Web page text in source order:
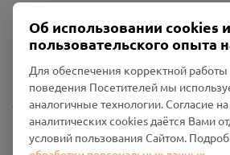
Пользовательское соглашение
Политика конфиденциальности
Промо-материалы
Настройки cookies
Общество с ограниченной
Об использовании cookies
пользовательского опыта
Для обеспечения корректной работы
поведения Посетителей мы
аналогичные технологии. Согласие
аналитических cookies даётся Вами
условий пользования Сайтом.